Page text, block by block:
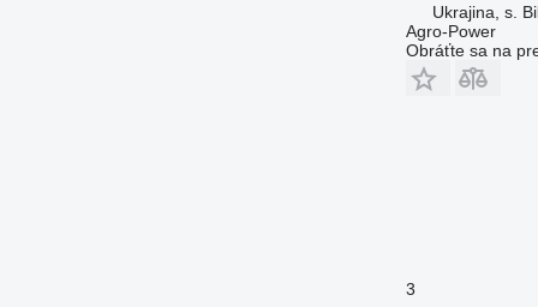
Ukrajina, s.
Agro-Power
Obráťte sa na
3